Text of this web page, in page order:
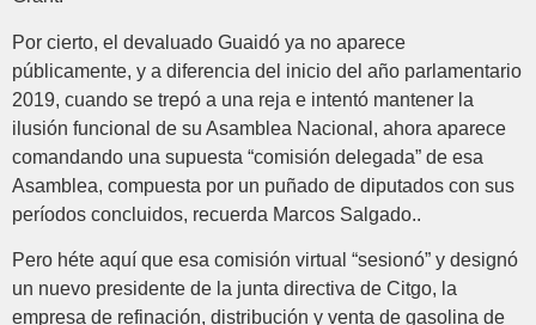
Por cierto, el devaluado Guaidó ya no aparece
públicamente, y a diferencia del inicio del año parlamentario
2019, cuando se trepó a una reja e intentó mantener la
ilusión funcional de su Asamblea Nacional, ahora aparece
comandando una supuesta “comisión delegada” de esa
Asamblea, compuesta por un puñado de diputados con sus
períodos concluidos, recuerda Marcos Salgado..
Pero héte aquí que esa comisión virtual “sesionó” y designó
un nuevo presidente de la junta directiva de Citgo, la
empresa de refinación, distribución y venta de gasolina de